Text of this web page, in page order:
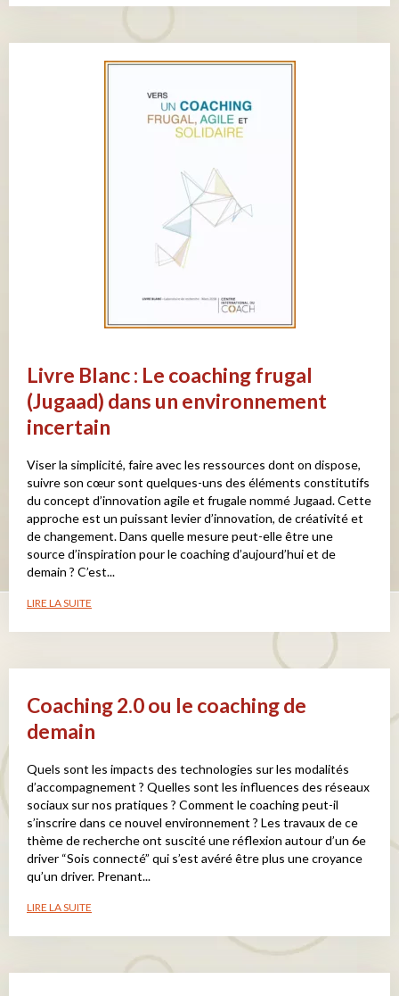
Livre Blanc : Le coaching frugal
(Jugaad) dans un environnement
incertain
Viser la simplicité, faire avec les ressources dont on dispose,
suivre son cœur sont quelques-uns des éléments constitutifs
du concept d’innovation agile et frugale nommé Jugaad. Cette
approche est un puissant levier d’innovation, de créativité et
de changement. Dans quelle mesure peut-elle être une
source d’inspiration pour le coaching d’aujourd’hui et de
demain ? C’est...
LIRE LA SUITE
Coaching 2.0 ou le coaching de
demain
Quels sont les impacts des technologies sur les modalités
d’accompagnement ? Quelles sont les influences des réseaux
sociaux sur nos pratiques ? Comment le coaching peut-il
s’inscrire dans ce nouvel environnement ? Les travaux de ce
thème de recherche ont suscité une réflexion autour d’un 6e
driver “Sois connecté” qui s’est avéré être plus une croyance
qu’un driver. Prenant...
LIRE LA SUITE